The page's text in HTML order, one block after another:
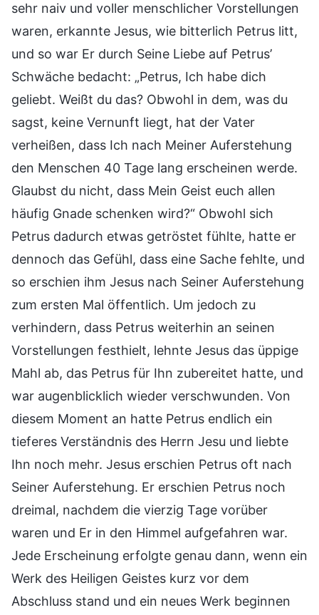
sehr naiv und voller menschlicher Vorstellungen
waren, erkannte Jesus, wie bitterlich Petrus litt,
und so war Er durch Seine Liebe auf Petrus’
Schwäche bedacht: „Petrus, Ich habe dich
geliebt. Weißt du das? Obwohl in dem, was du
sagst, keine Vernunft liegt, hat der Vater
verheißen, dass Ich nach Meiner Auferstehung
den Menschen 40 Tage lang erscheinen werde.
Glaubst du nicht, dass Mein Geist euch allen
häufig Gnade schenken wird?“ Obwohl sich
Petrus dadurch etwas getröstet fühlte, hatte er
dennoch das Gefühl, dass eine Sache fehlte, und
so erschien ihm Jesus nach Seiner Auferstehung
zum ersten Mal öffentlich. Um jedoch zu
verhindern, dass Petrus weiterhin an seinen
Vorstellungen festhielt, lehnte Jesus das üppige
Mahl ab, das Petrus für Ihn zubereitet hatte, und
war augenblicklich wieder verschwunden. Von
diesem Moment an hatte Petrus endlich ein
tieferes Verständnis des Herrn Jesu und liebte
Ihn noch mehr. Jesus erschien Petrus oft nach
Seiner Auferstehung. Er erschien Petrus noch
dreimal, nachdem die vierzig Tage vorüber
waren und Er in den Himmel aufgefahren war.
Jede Erscheinung erfolgte genau dann, wenn ein
Werk des Heiligen Geistes kurz vor dem
Abschluss stand und ein neues Werk beginnen